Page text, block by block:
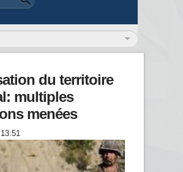
du territoire
multiples
menées